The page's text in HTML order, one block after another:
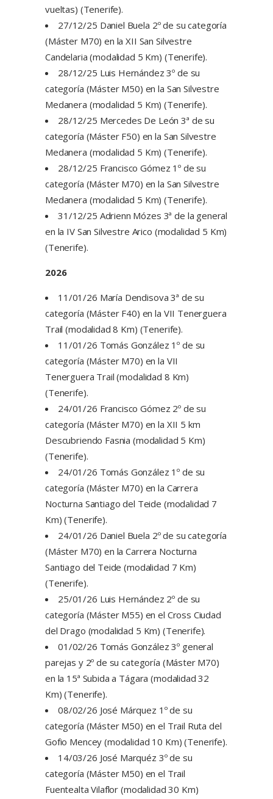
vueltas) (Tenerife).
27/12/25 Daniel Buela 2º de su categoría
(Máster M70) en la XII San Silvestre
Candelaria (modalidad 5 Km) (Tenerife).
28/12/25 Luis Hernández 3º de su
categoría (Máster M50) en la San Silvestre
Medanera (modalidad 5 Km) (Tenerife).
28/12/25 Mercedes De León 3ª de su
categoría (Máster F50) en la San Silvestre
Medanera (modalidad 5 Km) (Tenerife).
28/12/25 Francisco Gómez 1º de su
categoría (Máster M70) en la San Silvestre
Medanera (modalidad 5 Km) (Tenerife).
31/12/25 Adrienn Mózes 3ª de la general
en la IV San Silvestre Arico (modalidad 5 Km)
(Tenerife).
2026
11/01/26 María Dendisova 3ª de su
categoría (Máster F40) en la VII Tenerguera
Trail (modalidad 8 Km) (Tenerife).
11/01/26 Tomás González 1º de su
categoría (Máster M70) en la VII
Tenerguera Trail (modalidad 8 Km)
(Tenerife).
24/01/26 Francisco Gómez 2º de su
categoría (Máster M70) en la XII 5 km
Descubriendo Fasnia (modalidad 5 Km)
(Tenerife).
24/01/26 Tomás González 1º de su
categoría (Máster M70) en la Carrera
Nocturna Santiago del Teide (modalidad 7
Km) (Tenerife).
24/01/26 Daniel Buela 2º de su categoría
(Máster M70) en la Carrera Nocturna
Santiago del Teide (modalidad 7 Km)
(Tenerife).
25/01/26 Luis Hernández 2º de su
categoría (Máster M55) en el Cross Ciudad
del Drago (modalidad 5 Km) (Tenerife).
01/02/26 Tomás González 3º general
parejas y 2º de su categoría (Máster M70)
en la 15ª Subida a Tágara (modalidad 32
Km) (Tenerife).
08/02/26 José Márquez 1º de su
categoría (Máster M50) en el Trail Ruta del
Gofio Mencey (modalidad 10 Km) (Tenerife).
14/03/26 José Marquéz 3º de su
categoría (Máster M50) en el Trail
Fuentealta Vilaflor (modalidad 30 Km)